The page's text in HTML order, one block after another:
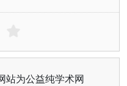
站为公益纯学术网